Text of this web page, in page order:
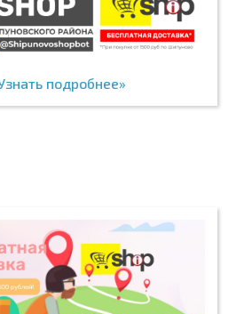
подробнее»